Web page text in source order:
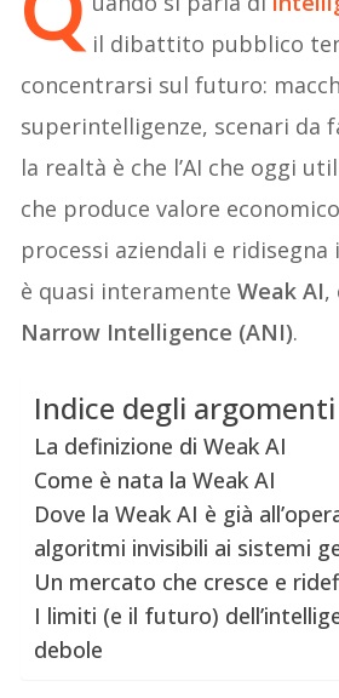
il dibattito pubblico
concentrarsi sul futuro:
superintelligenze, scenari da
la realtà è che l’AI che oggi
che produce valore
processi aziendali e
è quasi interamenteWeak AI,
Narrow Intelligence (ANI).
Indice degli argomenti
La definizione di Weak AI
Come è nata la Weak AI
Dove la Weak AI è già
algoritmi invisibili ai sistemi
Un mercato che cresce e
I limiti (e il futuro)
debole